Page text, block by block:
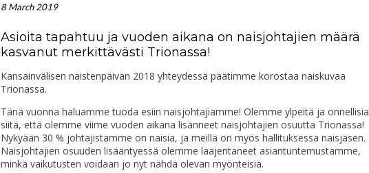
8 March 2019
Asioita tapahtuu ja vuoden aikana on naisjohtajien määrä
kasvanut merkittävästi Trionassa!
Kansainvälisen naistenpäivän 2018 yhteydessä päätimme korostaa naiskuvaa
Trionassa.
Tänä vuonna haluamme tuoda esiin naisjohtajiamme! Olemme ylpeitä ja onnellisia
siitä, että olemme viime vuoden aikana lisänneet naisjohtajien osuutta Trionassa!
Nykyään 30 % johtajistamme on naisia, ja meillä on myös hallituksessa naisjäsen.
Naisjohtajien osuuden lisääntyessä olemme laajentaneet asiantuntemustamme,
minkä vaikutusten voidaan jo nyt nähdä olevan myönteisiä.